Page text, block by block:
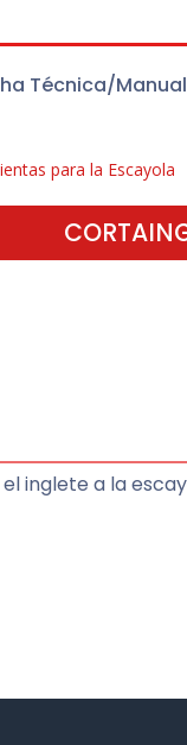
Técnica/
para la Escayola
inglete a la